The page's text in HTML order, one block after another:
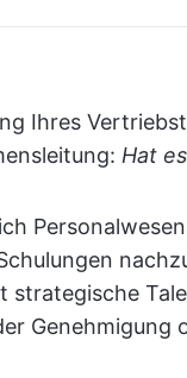
Ihres
Hat
strategische
Genehmigung